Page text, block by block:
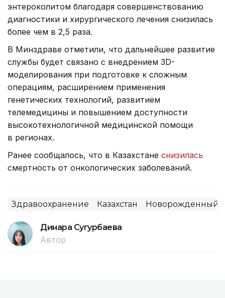
энтероколитом благодаря совершенствованию
диагностики и хирургического лечения снизилась
более чем в 2,5 раза.
В Минздраве отметили, что дальнейшее развитие
службы будет связано с внедрением 3D-
моделирования при подготовке к сложным
операциям, расширением применения
генетических технологий, развитием
телемедицины и повышением доступности
высокотехнологичной медицинской помощи
в регионах.
Ранее сообщалось, что в Казахстане снизилась
смертность от онкологических заболеваний.
Здравоохранение Казахстан Новорожденный
Динара Сугурбаева
Автор